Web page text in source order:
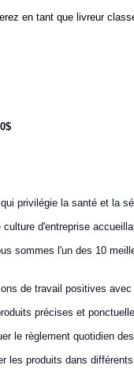
en tant que livreur
privilégie la santé et la
d'entreprise
sommes l'un des 10
de travail positives
précises et
le règlement quotidien
les produits dans